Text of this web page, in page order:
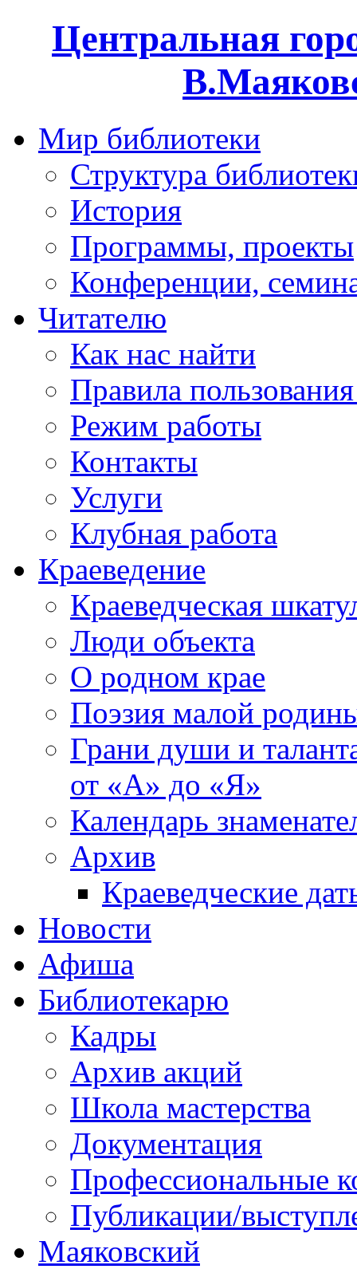
Центральная
Мир библиотеки
Структура
История
Программы, проекты
Конференции,
Читателю
Как нас найти
Правила
Режим работы
Контакты
Услуги
Клубная работа
Краеведение
Краеведческая
Люди объекта
О родном крае
Поэзия малой
Грани души и
от «А» до «Я»
Календарь
Архив
Краеведческие
Новости
Афиша
Библиотекарю
Кадры
Архив акций
Школа мастерства
Документация
Профессиональные
Публикации/
Маяковский